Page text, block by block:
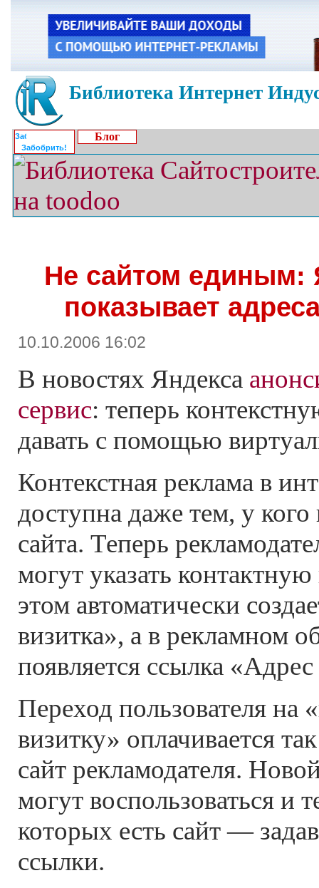
Библиотека Интернет
Забобрить!
Блог
Не сайтом единым:
показывает
10.10.2006 16:02
В новостях Яндекса
сервис: теперь
давать с помощью
Контекстная реклама в
доступна даже тем, у кого
сайта. Теперь
могут указать
этом автоматически
визитка», а в рекламном
появляется ссылка
Переход пользователя на
визитку» оплачивается
сайт рекламодателя.
могут воспользоваться и
которых есть сайт —
ссылки.